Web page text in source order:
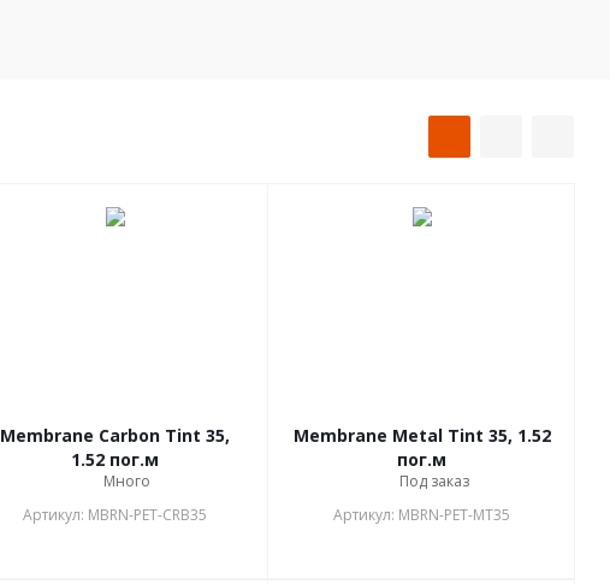
Membrane Carbon Tint 35,
1.52 пог.м
Много
Артикул: MBRN-PET-CRB35
Membrane Metal Tint 35, 1.52
пог.м
Под заказ
Артикул: MBRN-PET-MT35